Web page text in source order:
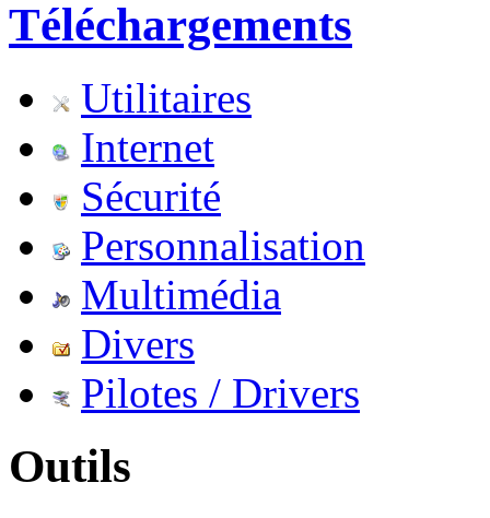
Téléchargements
Utilitaires
Internet
Sécurité
Personnalisation
Multimédia
Divers
Pilotes / Drivers
Outils